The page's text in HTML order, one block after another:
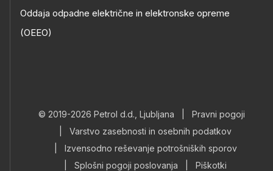
Oddaja odpadne električne in elektronske opreme
(OEEO)
© 2019-2026 Petrol d.d., Ljubljana
Pravni pogoji
Varstvo zasebnosti in osebnih podatkov
Izvensodno reševanje potrošniških sporov
Splošni pogoji poslovanja Piškotki